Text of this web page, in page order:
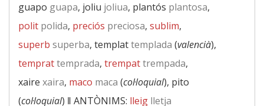
guapo guapa, joliu joliua, plantós plantosa,
polit polida, preciós preciosa, sublim,
superb superba, templattemplada (valencià),
temprattemprada, trempattrempada,
xaire xaira, maco maca (col·loquial), pito
(col·loquial) ‖ ANTÒNIMS: lleig lletja